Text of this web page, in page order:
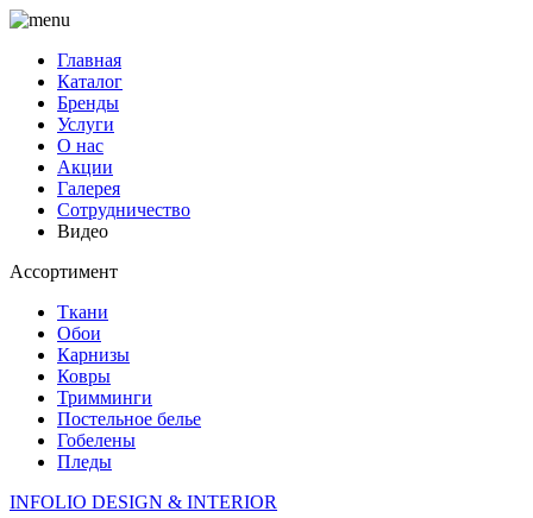
Главная
Каталог
Бренды
Услуги
О нас
Акции
Галерея
Сотрудничество
Видео
Ассортимент
Ткани
Обои
Карнизы
Ковры
Тримминги
Постельное белье
Гобелены
Пледы
INFOLIO DESIGN & INTERIOR